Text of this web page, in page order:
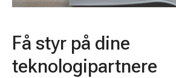
Få styr på dine
teknologipartnere